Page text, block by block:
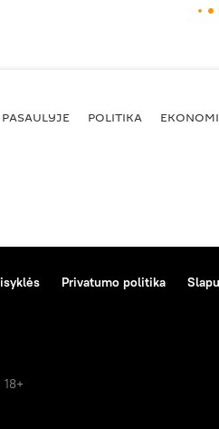
PASAULYJE POLITIKA
Privatumo politika